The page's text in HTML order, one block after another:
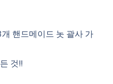
핸드메이드 놋 괄사 가
것!!